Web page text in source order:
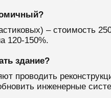
– стоимость
120-150%.
здание?
проводить
инженерные